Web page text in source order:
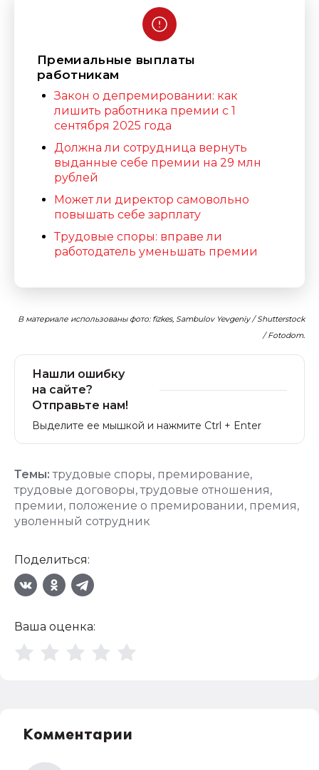
Премиальные выплаты
работникам
Закон о депремировании: как
лишить работника премии с 1
сентября 2025 года
Должна ли сотрудница вернуть
выданные себе премии на 29 млн
рублей
Может ли директор самовольно
повышать себе зарплату
Трудовые споры: вправе ли
работодатель уменьшать премии
В материале использованы фото: fizkes, Sambulov Yevgeniy / Shutterstock
/ Fotodom.
Нашли ошибку
на сайте?
Отправьте нам!
Выделите ее мышкой и нажмите Ctrl + Enter
Темы: трудовые споры, премирование,
трудовые договоры,трудовые отношения,
премии, положение о премировании, премия,
уволенный сотрудник
Поделиться:
Ваша оценка:
Комментарии